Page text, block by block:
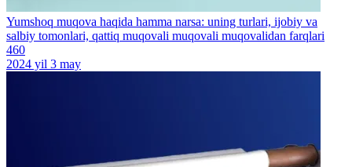
Yumshoq muqova haqida hamma narsa: uning turlari, ijobiy va
salbiy tomonlari, qattiq muqovali muqovali muqovalidan farqlari
460
2024 yil 3 may